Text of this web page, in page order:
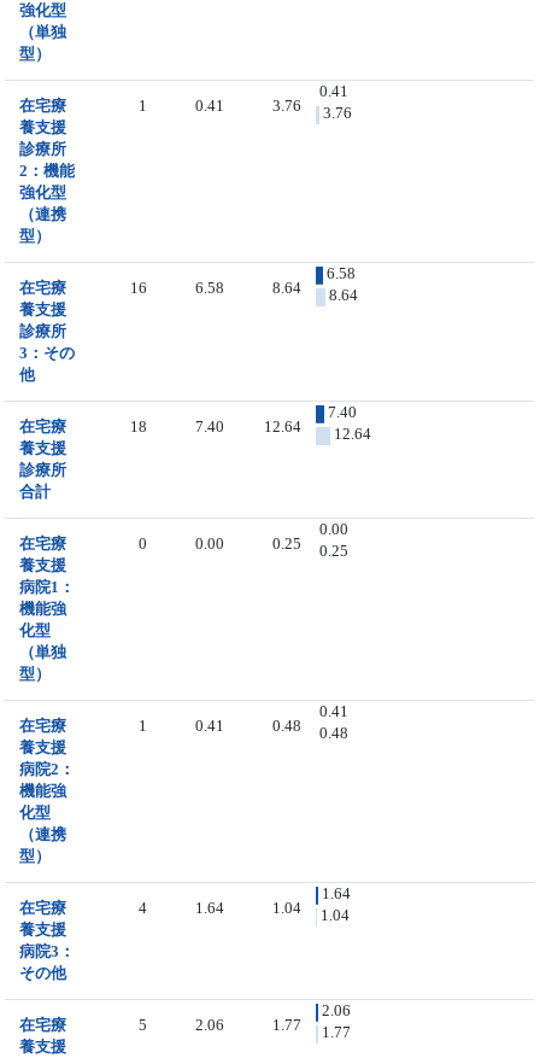
強化型
（単独
型）
在宅療
養支援
診療所
2：機能
強化型
（連携
型）
1 0.41 3.76
0.41
3.76
在宅療
養支援
診療所
3：その
他
16 6.58 8.64
6.58
8.64
在宅療
養支援
診療所
合計
18 7.40 12.64
7.40
12.64
在宅療
養支援
病院1：
機能強
化型
（単独
型）
0 0.00 0.25
0.00
0.25
在宅療
養支援
病院2：
機能強
化型
（連携
型）
1 0.41 0.48
0.41
0.48
在宅療
養支援
病院3：
その他
4 1.64 1.04
1.64
1.04
在宅療
養支援
5 2.06 1.77
2.06
1.77